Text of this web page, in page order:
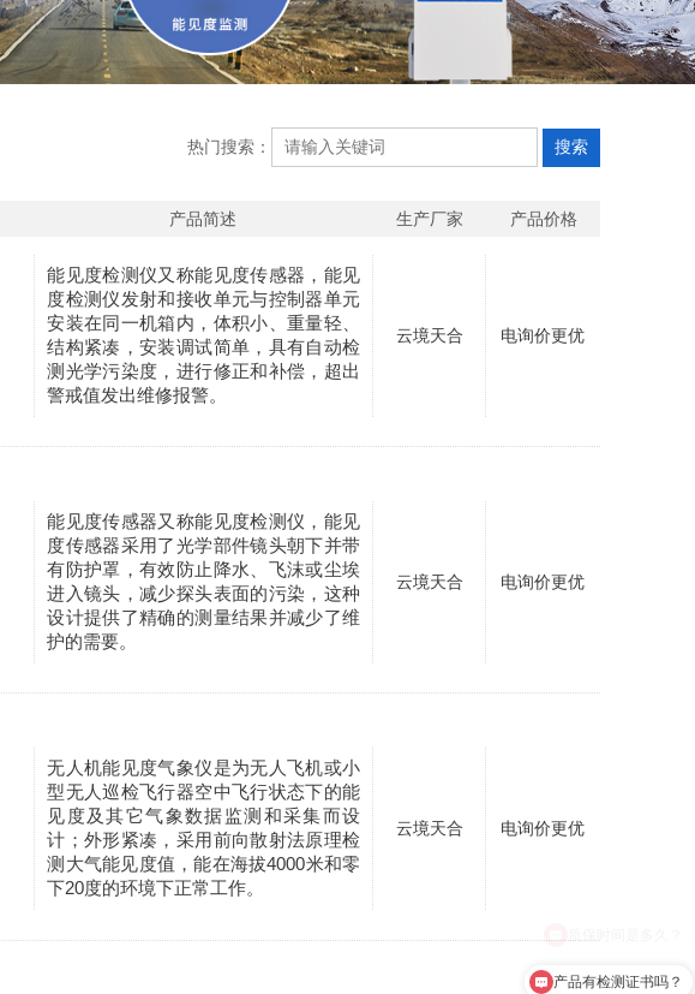
热门搜索：
产品简述 生产厂家 产品价格
能见度检测仪又称能见度传感器，能见
度检测仪发射和接收单元与控制器单元
安装在同一机箱内，体积小、重量轻、
结构紧凑，安装调试简单，具有自动检
测光学污染度，进行修正和补偿，超出
警戒值发出维修报警。
云境天合 电询价更优
能见度传感器又称能见度检测仪，能见
度传感器采用了光学部件镜头朝下并带
有防护罩，有效防止降水、飞沫或尘埃
进入镜头，减少探头表面的污染，这种
设计提供了精确的测量结果并减少了维
护的需要。
云境天合 电询价更优
无人机能见度气象仪是为无人飞机或小
型无人巡检飞行器空中飞行状态下的能
见度及其它气象数据监测和采集而设
计；外形紧凑，采用前向散射法原理检
测大气能见度值，能在海拔4000米和零
下20度的环境下正常工作。
云境天合 电询价更优
产品有检测证书吗？